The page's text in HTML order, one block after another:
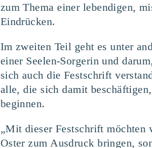
zum The­ma einer leben­di­gen,
Ein­drü­cken.
Im zwei­ten Teil geht es unter
einer See­len-Sor­ge­rin und
sich auch die Fest­schrift
alle, die sich damit
beginnen.
„Mit die­ser Fest­schrift möch­ten
Oster zum Aus­druck brin­gen,